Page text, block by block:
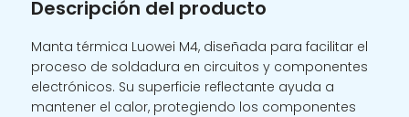
LUOWEI
cantidad
Descripción del producto
Manta térmica Luowei M4, diseñada para facilitar el
proceso de soldadura en circuitos y componentes
electrónicos. Su superficie reflectante ayuda a
mantener el calor, protegiendo los componentes